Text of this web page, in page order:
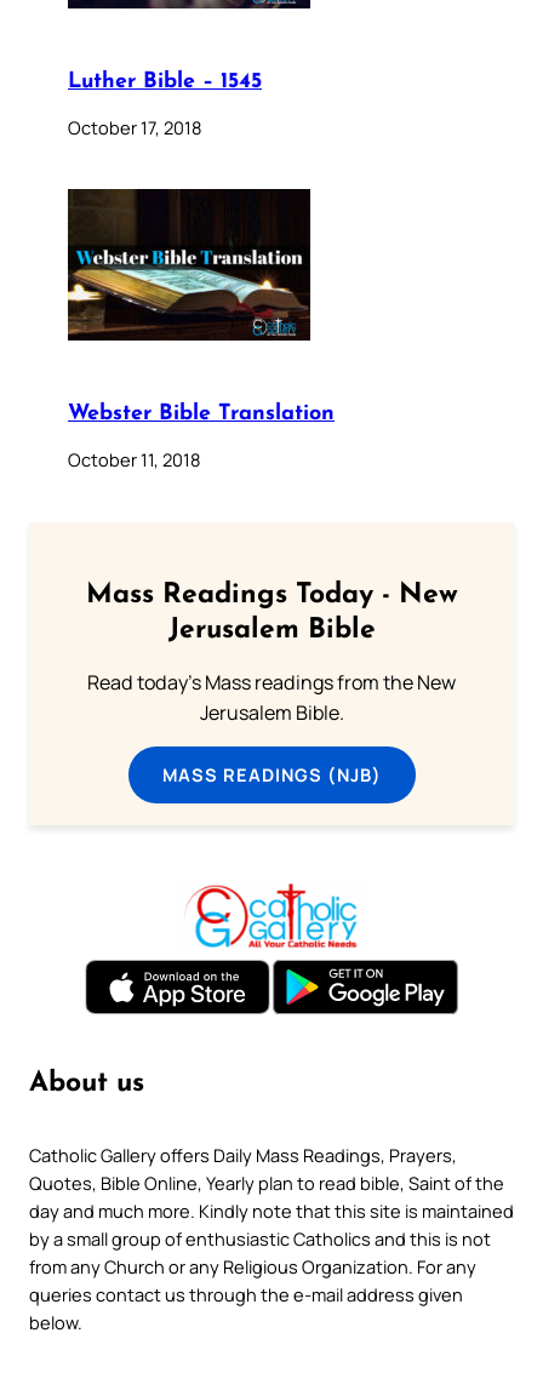
Luther Bible – 1545
October 17, 2018
Webster Bible Translation
October 11, 2018
Mass Readings Today - New
Jerusalem Bible
Read today's Mass readings from the New
Jerusalem Bible.
MASS READINGS (NJB)
About us
Catholic Gallery offers Daily Mass Readings, Prayers,
Quotes, Bible Online, Yearly plan to read bible, Saint of the
day and much more. Kindly note that this site is maintained
by a small group of enthusiastic Catholics and this is not
from any Church or any Religious Organization. For any
queries contact us through the e-mail address given
below.